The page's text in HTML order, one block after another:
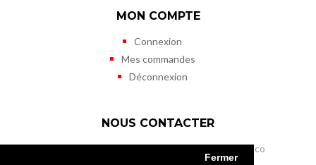
Fermer
MON COMPTE
Connexion
Mes commandes
Déconnexion
NOUS CONTACTER
Musée des Timbres et des Monnaies de Monaco